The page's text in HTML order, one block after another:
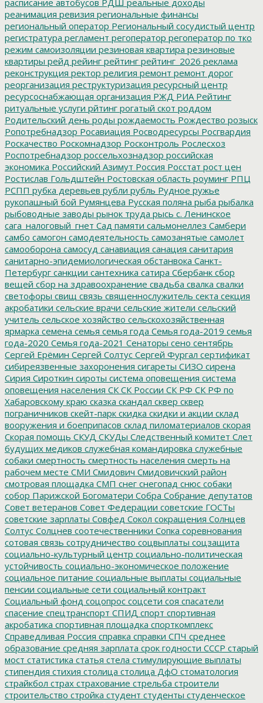
реанимация ревизия региональные финансы
региональный оператор Региональный сосудистый центр
регистратура регламент регоператор регоператор по тко
режим самоизоляции резиновая квартира резиновые
квартиры рейд рейинг рейтинг рейтинг_2026 реклама
реконструкция ректор религия ремонт ремонт дорог
реорганизация реструктуризация ресурсный центр
ресурсоснабжающая организация РЖД РИА Рейтинг
ритуальные услуги рйтинг рогатый скот роддом
Родительский день роды рождаемость Рождество розыск
Ропотребнадзор Росавиация Росводресурсы Росгвардия
Роскачество Роскомнадзор Росконтроль Рослесхоз
Роспотребнадзор россельхознадзор российская
экономика Российский Азимут Россия Росстат рост цен
Ростислав Гольдштейн Ростовская область роуминг РПЦ
РСПП рубка деревьев рубли рубль Рудное ружье
рукопашный бой Румянцева Русская поляна рыба рыбалка
рыбоводные заводы рынок труда рысь с. Ленинское
сага_налоговый_гнет Сад памяти сальмонеллез Самбери
самбо самогон самодеятельность самозанятые самолет
самооборона самосуд санавиация санация санитария
санитарно-эпидемиологическая обстанвока Санкт-
Петербург санкции сантехника сатира Сбербанк сбор
вещей сбор на здравоохранение свадьба свалка свалки
светофоры свищ связь священнослужитель секта секция
акробатики сельские врачи сельские жители сельский
учитель сельское хозяйство сельскохозяйственная
ярмарка семена семья семья года Семья года-2019 семья
года-2020 Семья года-2021 Сенаторы сено сентябрь
Сергей Ерёмин Сергей Солтус Сергей Фургал сертификат
сибиреязвенные захоронения сигареты СИЗО сирена
Сирия Сироткин сироты система оповещения система
оповещения населения СК СК России СК РФ СК РФ по
Хабаровскому краю сказка скандал сквер сквер
пограничников скейт-парк скидка скидки и акции склад
вооружения и боеприпасов склад пиломатериалов скорая
Скорая помощь СКУД СКУДы Следственный комитет Слет
будущих медиков служебная командировка служебные
собаки смертность смертность населения смерть на
рабочем месте СМИ Смидович Смидовичский район
смотровая площадка СМП снег снегопад снюс собаки
собор Парижской Богоматери Собра Собрание депутатов
Совет ветеранов Совет Федерации советские ГОСТы
советские зарплаты Совфед Сокол сокращения Солнцев
Солтус Солцнев соотечественники Сопка соревнования
сотовая связь сотрудничество соцвыплаты соцзащита
социально-культурный центр социально-политическая
устойчивость социально-экономическое положение
социальное питание социальные выплаты социальные
пенсии социальные сети социальный контракт
Социальный фонд соцопрос соцсети соя спасатели
спасение спецтранспорт СПИД спорт спортивная
акробатика спортивная площадка спорткомплекс
Справедливая Россия справка справки СПЧ среднее
образование средняя зарплата срок годности СССР старый
мост статистика статья стела стимулирующие выплаты
стипендия стихия столица столица ДфО стоматология
страйкбол страх страхование стрельба строители
строительство стройка студент студенты студенческое